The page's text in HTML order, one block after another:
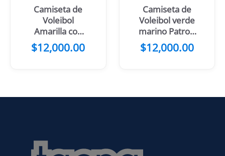
Camiseta de
Voleibol
Amarilla con
negro Pelota y
net
$12,000.00
Camiseta de
Voleibol verde
marino Patron
hexágonos
blancos
$12,000.00